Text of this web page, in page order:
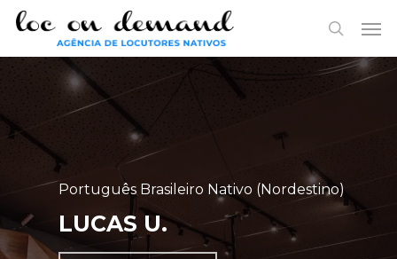
Skip
main
search
Português Brasileiro Nativo (Nordestino)
LUCAS U.